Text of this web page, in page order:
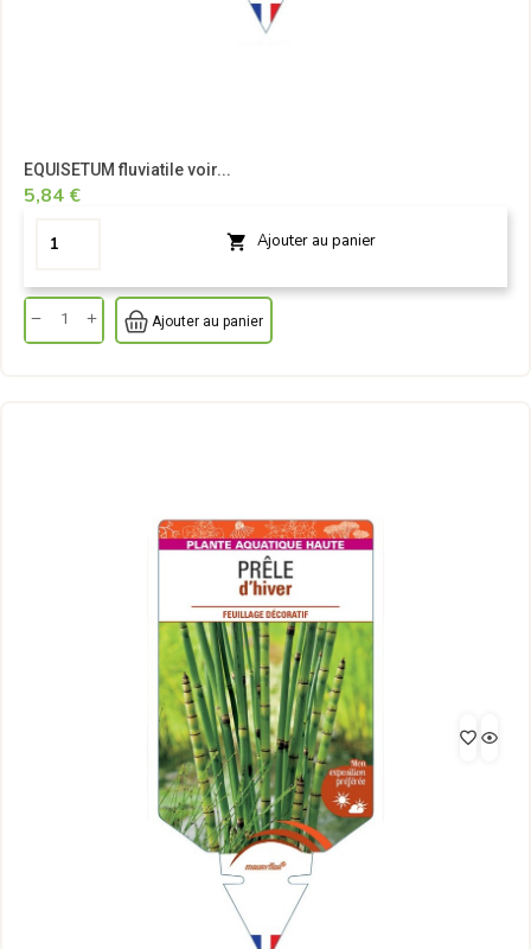
EQUISETUM fluviatile voir...
5,84 €
 Ajouter au panier
Ajouter au panier